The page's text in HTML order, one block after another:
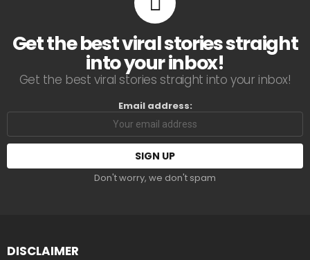
Get the best viral stories straight
into your inbox!
Get the best viral stories straight into your inbox!
Email address:
Don't worry, we don't spam
DISCLAIMER